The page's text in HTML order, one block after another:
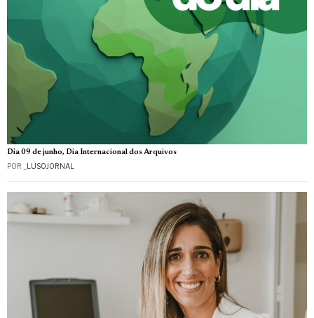
Dia 09 de junho, Dia Internacional dos Arquivos
POR _LUSOJORNAL